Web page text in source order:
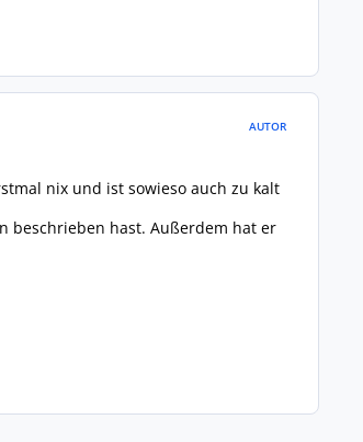
AUTOR
nix und ist sowieso auch zu kalt
beschrieben hast. Außerdem hat er